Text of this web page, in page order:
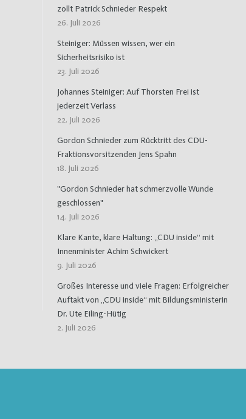
zollt Patrick Schnieder Respekt
26. Juli 2026
Steiniger: Müssen wissen, wer ein
Sicherheitsrisiko ist
23. Juli 2026
Johannes Steiniger: Auf Thorsten Frei ist
jederzeit Verlass
22. Juli 2026
Gordon Schnieder zum Rücktritt des CDU-
Fraktionsvorsitzenden Jens Spahn
18. Juli 2026
"Gordon Schnieder hat schmerzvolle Wunde
geschlossen"
14. Juli 2026
Klare Kante, klare Haltung: „CDU inside“ mit
Innenminister Achim Schwickert
9. Juli 2026
Großes Interesse und viele Fragen: Erfolgreicher
Auftakt von „CDU inside“ mit Bildungsministerin
Dr. Ute Eiling-Hütig
2. Juli 2026